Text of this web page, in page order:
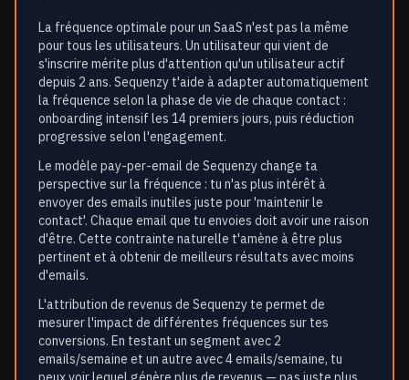
La fréquence optimale pour un SaaS n'est pas la même
pour tous les utilisateurs. Un utilisateur qui vient de
s'inscrire mérite plus d'attention qu'un utilisateur actif
depuis 2 ans. Sequenzy t'aide à adapter automatiquement
la fréquence selon la phase de vie de chaque contact :
onboarding intensif les 14 premiers jours, puis réduction
progressive selon l'engagement.
Le modèle pay-per-email de Sequenzy change ta
perspective sur la fréquence : tu n'as plus intérêt à
envoyer des emails inutiles juste pour 'maintenir le
contact'. Chaque email que tu envoies doit avoir une raison
d'être. Cette contrainte naturelle t'amène à être plus
pertinent et à obtenir de meilleurs résultats avec moins
d'emails.
L'attribution de revenus de Sequenzy te permet de
mesurer l'impact de différentes fréquences sur tes
conversions. En testant un segment avec 2
emails/semaine et un autre avec 4 emails/semaine, tu